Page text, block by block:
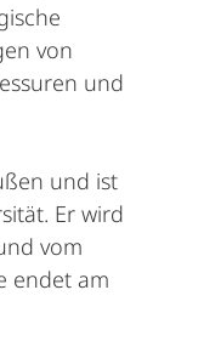
von
und
und ist
Er wird
vom
endet am